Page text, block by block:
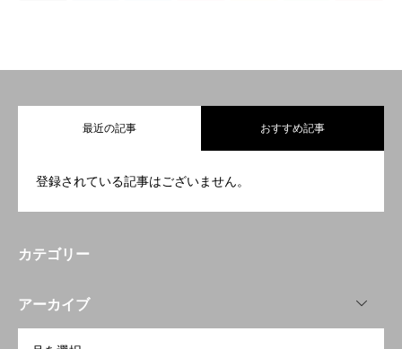
最近の記事 おすすめ記事
登録されている記事はございません。
カテゴリー
アーカイブ